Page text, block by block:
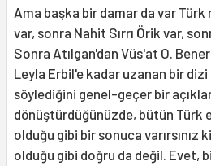
Ama başka bir damar da var Türk
var, sonra Nahit Sırrı Örik var,
Sonra Atılgan'dan Vüs'at O.
Leyla Erbil'e kadar uzanan bir dizi
söylediğini genel-geçer bir
dönüştürdüğünüzde, bütün Türk
olduğu gibi bir sonuca varırsınız
olduğu gibi doğru da değil. Evet,